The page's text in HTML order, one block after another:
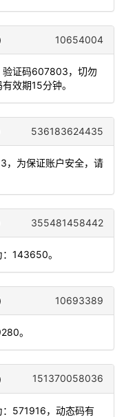
10654004
验证码607803，切勿
效期15分钟。
536183624435
，为保证账户安全，请
355481458442
143650。
10693389
。
151370058036
：571916，动态码有